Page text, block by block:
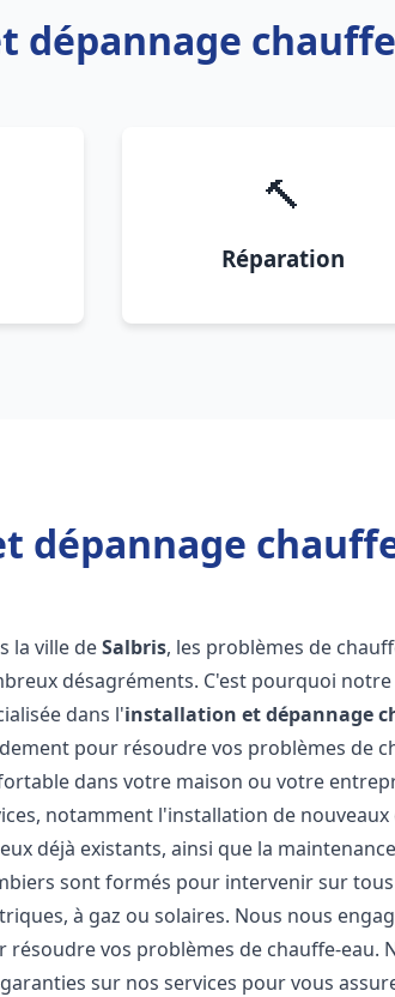
dépannage
🔨
Réparation
dépannage
la ville deSalbris, les problèmes de
désagréments. C'est pourquoi
dans l'installation et dépannage
pour résoudre vos problèmes de
dans votre maison ou votre
notamment l'installation de
déjà existants, ainsi que la
sont formés pour intervenir sur
à gaz ou solaires. Nous nous
résoudre vos problèmes de chauffe-
sur nos services pour vous